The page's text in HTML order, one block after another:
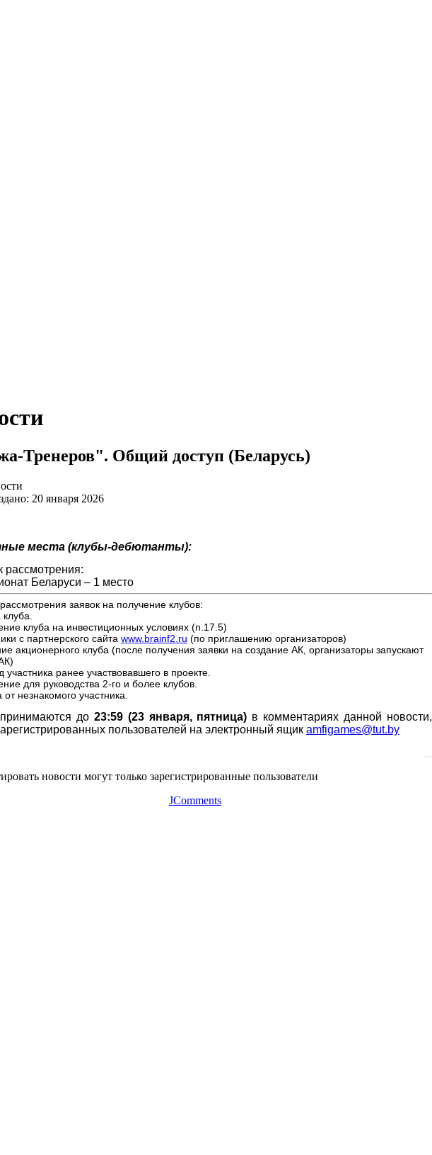
Тренеров". Общий доступ (Беларусь)
20 января 2026
места (клубы-дебютанты):
рассмотрения:
Беларуси – 1 место
заявок на получение клубов:
клуба на инвестиционных условиях (п.17.5)
с партнерского сайта www.brainf2.ru (по приглашению организаторов)
акционерного клуба (после получения заявки на создание АК, организаторы запускают
участника ранее участвовавшего в проекте.
для руководства 2-го и более клубов.
незнакомого участника.
до 23:59 (23 января, пятница) в комментариях данной новости,
пользователей на электронный ящик amfigames@tut.by
новости могут только зарегистрированные пользователи
JComments